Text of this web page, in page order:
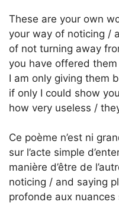
These are your own
your way of noticing /
of not turning away
you have offered
I am only giving them
if only I could show you
how very useless /
Ce poème n’est ni
sur l’acte simple
manière d’être de
noticing / and saying
profonde aux